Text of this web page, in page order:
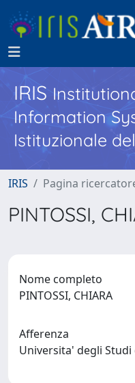
IRIS
Information
Istituzionale
IRIS Pagina
PINTOSSI,
Nome completo
PINTOSSI, CHIARA
Afferenza
Universita' degli Studi